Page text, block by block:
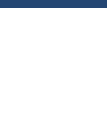
Adatvédelem